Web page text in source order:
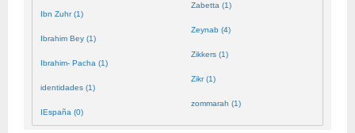
Ibn Zuhr (1)
Ibrahim Bey (1)
Ibrahim- Pacha (1)
identidades (1)
IEspaña (0)
Zabetta (1)
Zeynab (4)
Zikkers (1)
Zikr (1)
zommarah (1)